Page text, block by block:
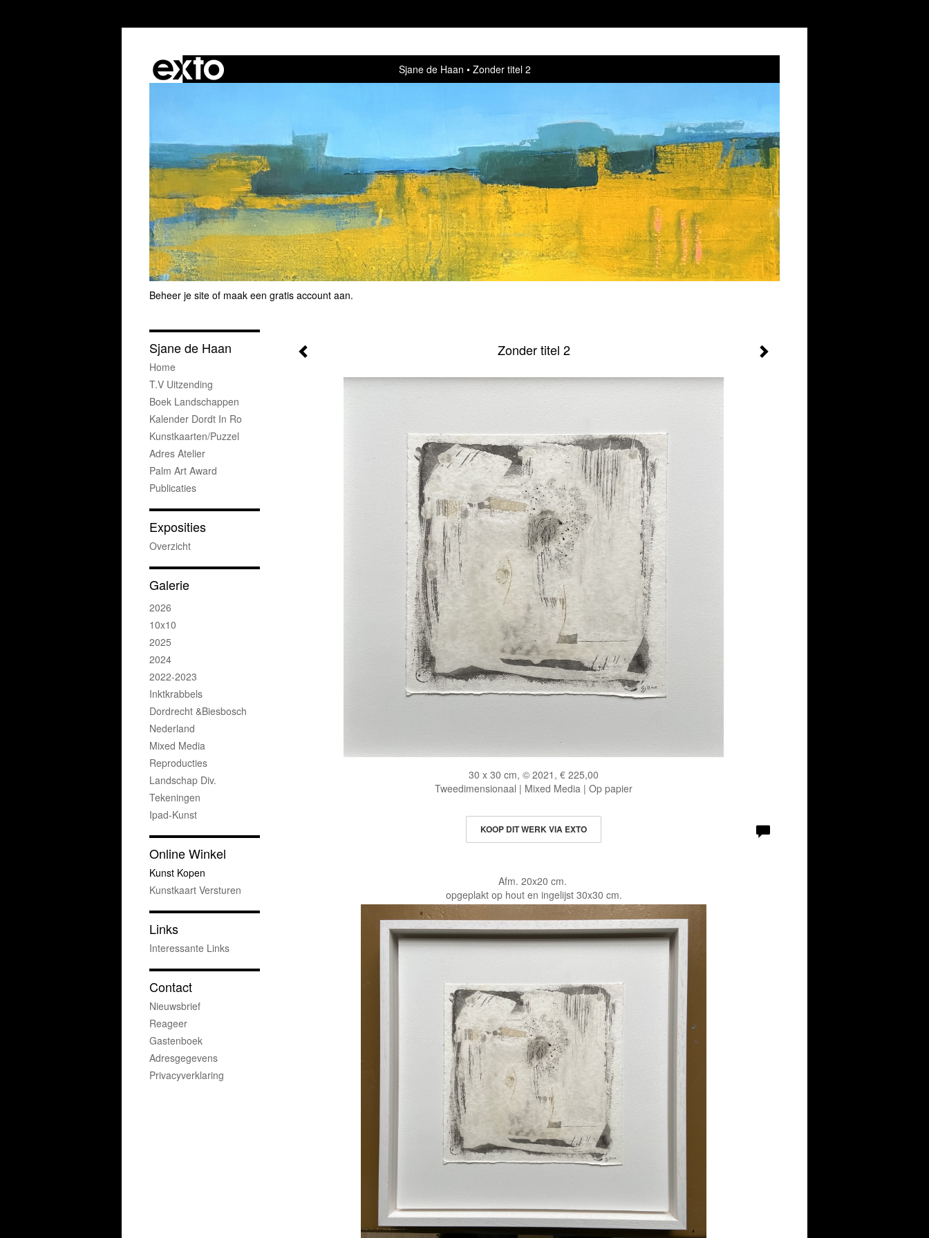
Sjane de Haan Zonder titel 2
Beheer je site of maak een gratis account aan.
Zonder titel 2
30 x 30 cm, © 2021, € 225,00
Tweedimensionaal | Mixed Media | Op papier
KOOP DIT WERK VIA EXTO
Afm. 20x20 cm.
opgeplakt op hout en ingelijst 30x30 cm.
Sjane de Haan
Home
T.v Uitzending
Boek Landschappen
Kalender Dordt In Ro
Kunstkaarten/puzzel
Adres Atelier
Palm Art Award
Publicaties
Exposities
Overzicht
Galerie
2026
10x10
2025
2024
2022-2023
Inktkrabbels
Dordrecht &Biesbosch
Nederland
Mixed Media
Reproducties
Landschap Div.
Tekeningen
Ipad-Kunst
Online Winkel
Kunst Kopen
Kunstkaart Versturen
Links
Interessante Links
Contact
Nieuwsbrief
Reageer
Gastenboek
Adresgegevens
Privacyverklaring